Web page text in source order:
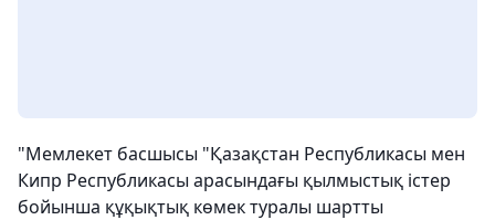
"Мемлекет басшысы "Қазақстан Республикасы мен
Кипр Республикасы арасындағы қылмыстық істер
бойынша құқықтық көмек туралы шартты